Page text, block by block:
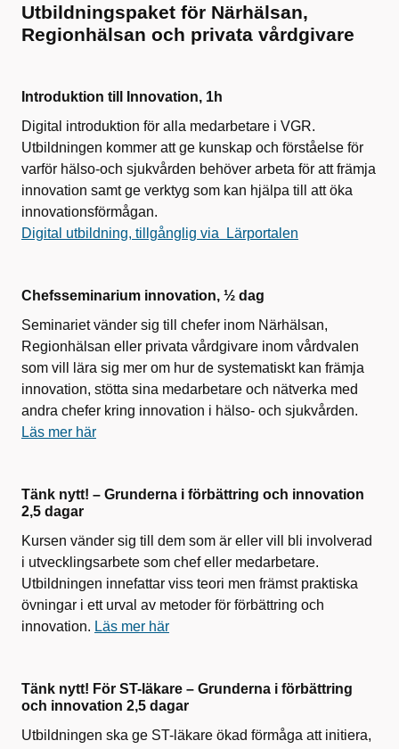
Utbildningspaket för Närhälsan,
Regionhälsan och privata vårdgivare
Introduktion till Innovation, 1h
Digital introduktion för alla medarbetare i VGR.
Utbildningen kommer att ge kunskap och förståelse för
varför hälso-och sjukvården behöver arbeta för att främja
innovation samt ge verktyg som kan hjälpa till att öka
innovationsförmågan.
Digital utbildning, tillgånglig via Lärportalen
Chefsseminarium innovation, ½ dag
Seminariet vänder sig till chefer inom Närhälsan,
Regionhälsan eller privata vårdgivare inom vårdvalen
som vill lära sig mer om hur de systematiskt kan främja
innovation, stötta sina medarbetare och nätverka med
andra chefer kring innovation i hälso- och sjukvården.
Läs mer här
Tänk nytt! – Grunderna i förbättring och innovation
2,5 dagar
Kursen vänder sig till dem som är eller vill bli involverad
i utvecklingsarbete som chef eller medarbetare.
Utbildningen innefattar viss teori men främst praktiska
övningar i ett urval av metoder för förbättring och
innovation. Läs mer här
Tänk nytt! För ST-läkare – Grunderna i förbättring
och innovation 2,5 dagar
Utbildningen ska ge ST-läkare ökad förmåga att initiera,